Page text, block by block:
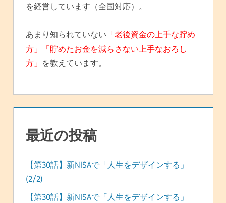
を経営しています（全国対応）。
あまり知られていない 「老後資金の上手な貯め
方」「貯めたお金を減らさない上手なおろし
方」 を教えています。
最近の投稿
【第30話】新NISAで「人生をデザインする」
(2/2)
【第30話】新NISAで「人生をデザインする」